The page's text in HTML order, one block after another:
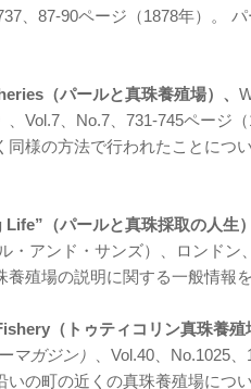
、87-90ページ（1878年）。
（パールと真珠養殖場）、
、Vol.7、No.7、731-745ページ
同様の方法で行われたことにつ
（パールと真珠採取の人生）
・アンド・サンズ）、ロンドン
殖場の説明に関する一般情報を
（トゥティコリン真珠養殖
マガジン）
、Vol.40、No.1025
いの町の近くの真珠養殖場につい